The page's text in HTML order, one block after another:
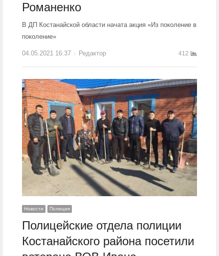
Романенко
В ДП Костанайской области начата акция «Из поколение в
поколение»
04.05.2021 16:37 Author
Редактор 412
Новости Полиция
Полицейские отдела полиции
Костанайского района посетили